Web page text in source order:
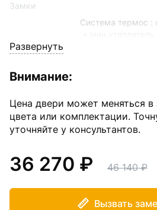
Замки
Наполнитель
Система термос :
Размер
Толщина полотна
Угол открывания
Развернуть
Внимание:
Цена двери может меняться в
цвета или комплектации.
уточняйте у консультантов.
36 270 46 140
Вызвать